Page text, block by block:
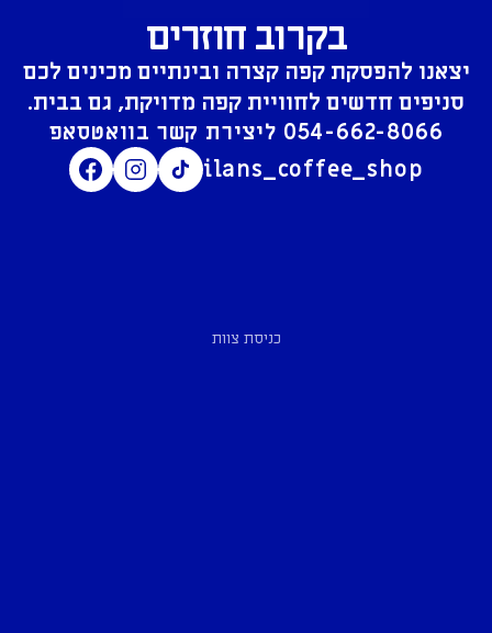
בקרוב חוזרים
יצאנו להפסקת קפה קצרה ובינתיים מכינים לכם
סניפים חדשים לחוויית קפה מדויקת, גם בבית.
054-662-8066
ilans_coffee_shop
כניסת צוות